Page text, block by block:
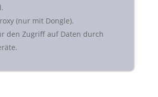
(nur mit Dongle).
den Zugriff auf Daten durch